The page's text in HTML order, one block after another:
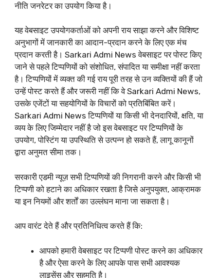
नीति जनरेटर का उपयोग किया है।
यह वेबसाइट उपयोगकर्ताओं को अपनी राय साझा करने और विशिष्ट
अनुभागों में जानकारी का आदान-प्रदान करने के लिए एक मंच
प्रदान करती है। Sarkari Admi News वेबसाइट पर पोस्ट किए
जाने से पहले टिप्पणियों को संशोधित, संपादित या समीक्षा नहीं करता
है। टिप्पणियों में व्यक्त की गई राय पूरी तरह से उन व्यक्तियों की हैं जो
उन्हें पोस्ट करते हैं और जरूरी नहीं कि वे Sarkari Admi News,
उसके एजेंटों या सहयोगियों के विचारों को प्रतिबिंबित करें।
Sarkari Admi News टिप्पणियों या किसी भी देनदारियों, क्षति, या
व्यय के लिए जिम्मेदार नहीं है जो इस वेबसाइट पर टिप्पणियों के
उपयोग, पोस्टिंग या उपस्थिति से उत्पन्न हो सकते हैं, लागू कानूनों
द्वारा अनुमत सीमा तक।
सरकारी एडमी न्यूज़ सभी टिप्पणियों की निगरानी करने और किसी भी
टिप्पणी को हटाने का अधिकार रखता है जिसे अनुपयुक्त, आक्रामक
या इन नियमों और शर्तों का उल्लंघन माना जा सकता है।
आप वारंट देते हैं और प्रतिनिधित्व करते हैं कि:
आपको हमारी वेबसाइट पर टिप्पणी पोस्ट करने का अधिकार
है और ऐसा करने के लिए आपके पास सभी आवश्यक
लाइसेंस और सहमति है।